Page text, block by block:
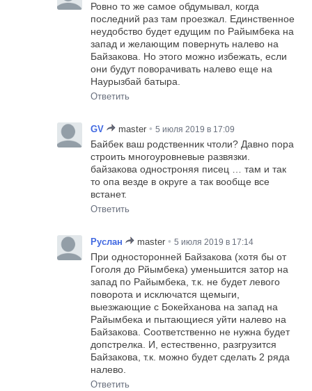
Ровно то же самое обдумывал, когда
последний раз там проезжал. Единственное
неудобство будет едущим по Райымбека на
запад и желающим повернуть налево на
Байзакова. Но этого можно избежать, если
они будут поворачивать налево еще на
Наурызбай батыра.
Ответить
GV master • 5 июля 2019 в 17:09
Байбек ваш родственник чтоли? Давно пора
строить многоуровневые развязки.
байзакова одностроняя писец … там и так
то опа везде в округе а так вообще все
встанет.
Ответить
Руслан master • 5 июля 2019 в 17:14
При односторонней Байзакова (хотя бы от
Гоголя до Рйымбека) уменьшится затор на
запад по Райымбека, т.к. не будет левого
поворота и исключатся щемыги,
выезжающие с Бокейханова на запад на
Райымбека и пытающиеся уйти налево на
Байзакова. Соответственно не нужна будет
допстрелка. И, естественно, разгрузится
Байзакова, т.к. можно будет сделать 2 ряда
налево.
Ответить